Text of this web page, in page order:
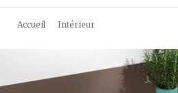
Accueil Intérieur